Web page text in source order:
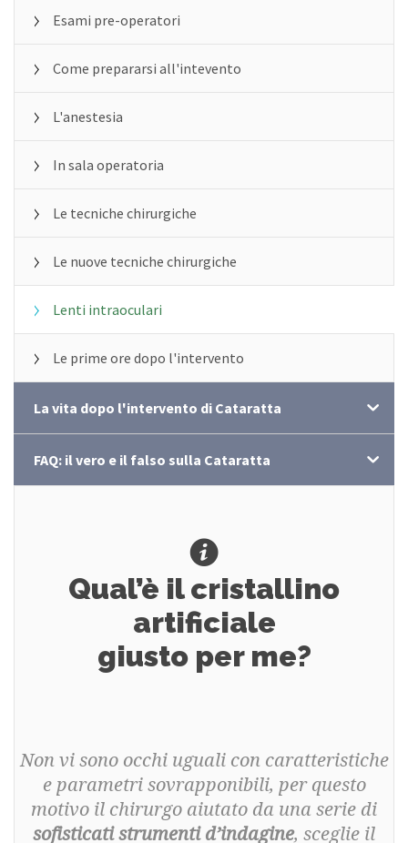
Esami pre-operatori
Come prepararsi all'intevento
L'anestesia
In sala operatoria
Le tecniche chirurgiche
Le nuove tecniche chirurgiche
Lenti intraoculari
Le prime ore dopo l'intervento
La vita dopo l'intervento di Cataratta
FAQ: il vero e il falso sulla Cataratta
Qual’è il cristallino
artificiale
giusto per me?
Non vi sono occhi uguali con caratteristiche
e parametri sovrapponibili, per questo
motivo il chirurgo aiutato da una serie di
sofisticati strumenti d’indagine, sceglie il